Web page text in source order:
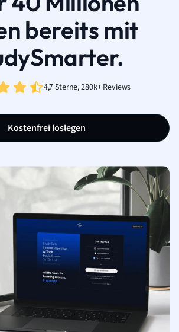
bereits mit
4,7 Sterne, 280k+ Reviews
Kostenfrei loslegen